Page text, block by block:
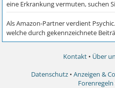
Kontakt • Über
Datenschutz • Anzeigen &
Forenregeln